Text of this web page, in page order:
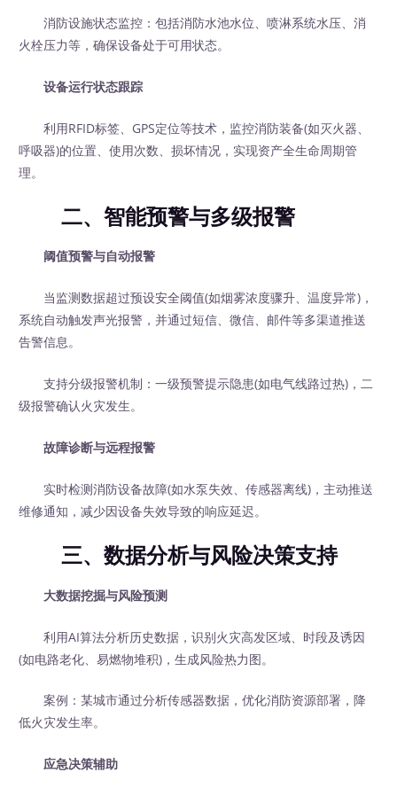
消防设施状态监控：包括消防水池水位、喷淋系统水压、消
火栓压力等，确保设备处于可用状态。
设备运行状态跟踪
利用RFID标签、GPS定位等技术，监控消防装备(如灭火器、
呼吸器)的位置、使用次数、损坏情况，实现资产全生命周期管
理。
二、智能预警与多级报警
阈值预警与自动报警
当监测数据超过预设安全阈值(如烟雾浓度骤升、温度异常)，
系统自动触发声光报警，并通过短信、微信、邮件等多渠道推送
告警信息。
支持分级报警机制：一级预警提示隐患(如电气线路过热)，二
级报警确认火灾发生。
故障诊断与远程报警
实时检测消防设备故障(如水泵失效、传感器离线)，主动推送
维修通知，减少因设备失效导致的响应延迟。
三、数据分析与风险决策支持
大数据挖掘与风险预测
利用AI算法分析历史数据，识别火灾高发区域、时段及诱因
(如电路老化、易燃物堆积)，生成风险热力图。
案例：某城市通过分析传感器数据，优化消防资源部署，降
低火灾发生率。
应急决策辅助